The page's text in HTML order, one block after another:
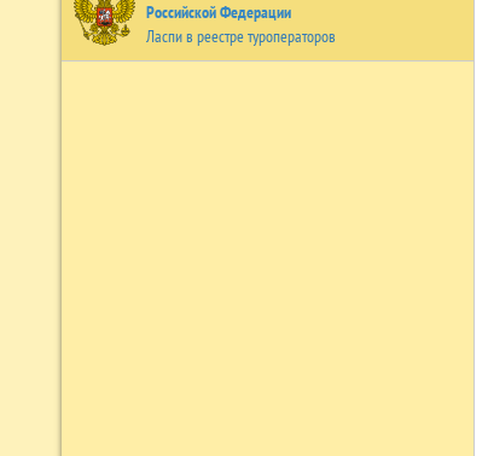
Российской Федерации
Ласпи в реестре туроператоров